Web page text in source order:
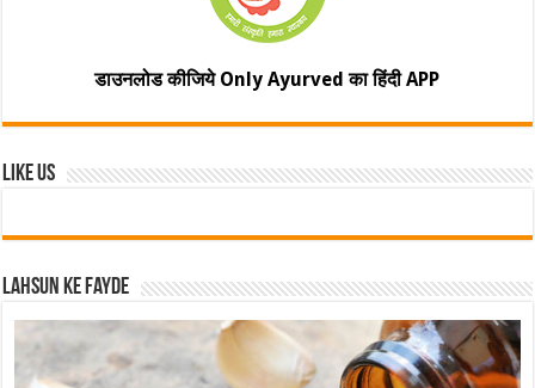
डाउनलोड कीजिये Only Ayurved का हिंदी APP
Like Us
Lahsun ke fayde